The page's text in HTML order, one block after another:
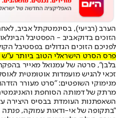
הערב (רביעי), בסינמטקתל אביב,
הזוכים בדוקאביב - הפסטיבל
לפניכם הזוכים הגדולים בפסטיבל
פרס הסרט הישראלי הטוב ביותר ע"ש
בלבן", סרטה של עמנואל מאייר
זכאי להגיש מועמדות אוטומטית
מנימוקי השופטים: "סרט מעורר
מרתק של דמותה הסוחפת
השאפתנות העומדת בבסיס היצירה
"בתקופה של אי-ודאות עמוקה, פנתה